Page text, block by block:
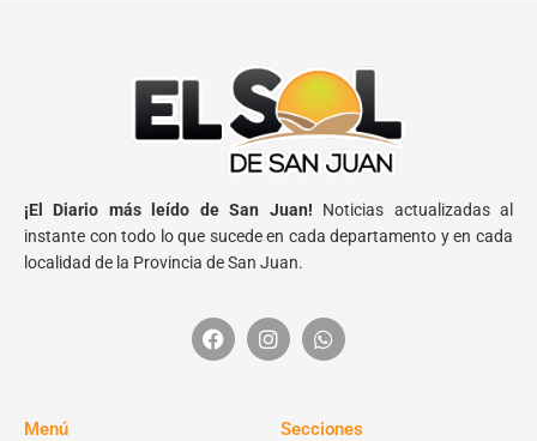
¡El Diario más leído de San Juan! Noticias actualizadas al
instante con todo lo que sucede en cada departamento y en cada
localidad de la Provincia de San Juan.
Menú Secciones